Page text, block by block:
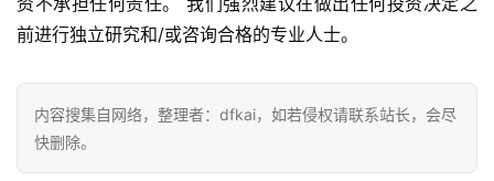
r
9
指
前进行独立研究和/或咨询合格的专业人士。
内容搜集自网络，整理者：dfkai，如若侵权请联系站长，会尽
快删除。